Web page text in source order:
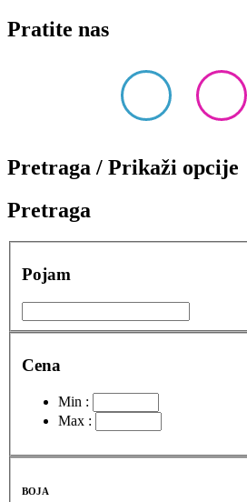
Pratite nas
Pretraga / Prikaži opcije
Pretraga
Pojam
Cena
Min :
Max :
BOJA